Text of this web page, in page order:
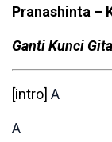
Pranashinta –
Ganti Kunci
[intro] A
A